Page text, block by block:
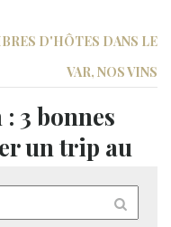
D'HÔTES DANS LE
VAR, NOS VINS
3 bonnes
un trip au
!